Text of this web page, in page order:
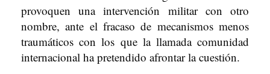
provoquen una intervención militar con otro
nombre, ante el fracaso de mecanismos menos
traumáticos con los que la llamada comunidad
internacional ha pretendido afrontar la cuestión.